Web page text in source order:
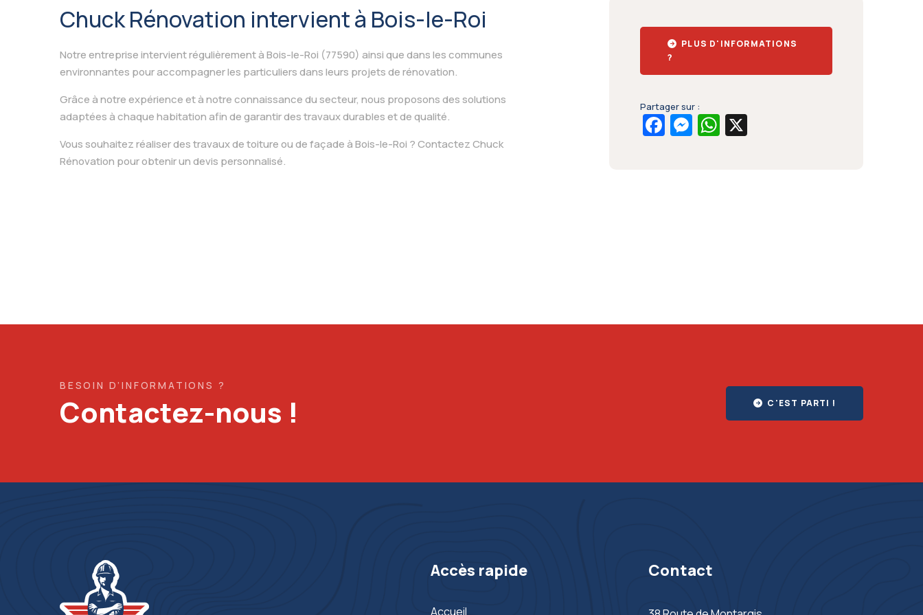
Chuck Rénovation intervient à Bois-le-Roi
Notre entreprise intervient régulièrement à Bois-le-Roi (77590) ainsi que dans les communes
environnantes pour accompagner les particuliers dans leurs projets de rénovation.
Grâce à notre expérience et à notre connaissance du secteur, nous proposons des solutions
adaptées à chaque habitation afin de garantir des travaux durables et de qualité.
Vous souhaitez réaliser des travaux de toiture ou de façade à Bois-le-Roi ? Contactez Chuck
Rénovation pour obtenir un devis personnalisé.
PLUS D'INFORMATIONS
?
Partager sur :
Facebook
Messenger
WhatsApp
BESOIN D’INFORMATIONS ?
Contactez-nous ! C'EST PARTI !
Accès rapide
Accueil
Contact